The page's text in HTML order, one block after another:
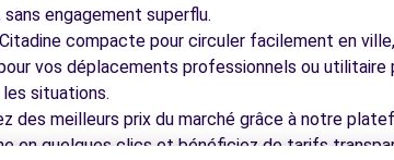
4.1 km
engagement superflu.
Citadine compacte pour circuler facilement en
vos déplacements professionnels ou
situations.
des meilleurs prix du marché grâce à notre
en quelques clics et bénéficiez de tarifs